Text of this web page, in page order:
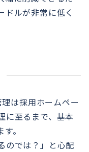
ドルが非常に低く
は採用ホームペー
に至るまで、基本
。
のでは？」と心配